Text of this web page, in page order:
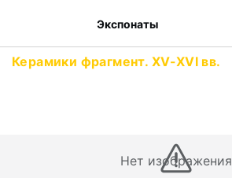
Экспонаты
Керамики фрагмент. XV-XVI вв.
Нет изображения